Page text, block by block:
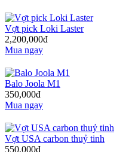
Vợt pick Loki Laster
2,200,000đ
Mua ngay
Balo Joola M1
350,000đ
Mua ngay
Vợt USA carbon thuỷ tinh
550,000đ